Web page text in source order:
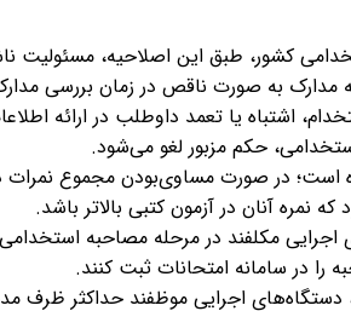
کشور، طبق این اصلاحیه، مسئولیت
مدارک به صورت ناقص در زمان بررسی
اشتباه یا تعمد داوطلب در ارائه
حکم مزبور لغو می‌شود.
است؛ در صورت مساوی‌بودن مجموع نمرات
نمره آنان در آزمون کتبی بالاتر باشد.
مکلفند در مرحله مصاحبه
را در سامانه امتحانات ثبت کنند.